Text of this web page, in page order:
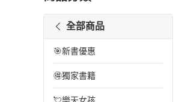
全部商品
🎯新書優惠
🉐獨家書籍